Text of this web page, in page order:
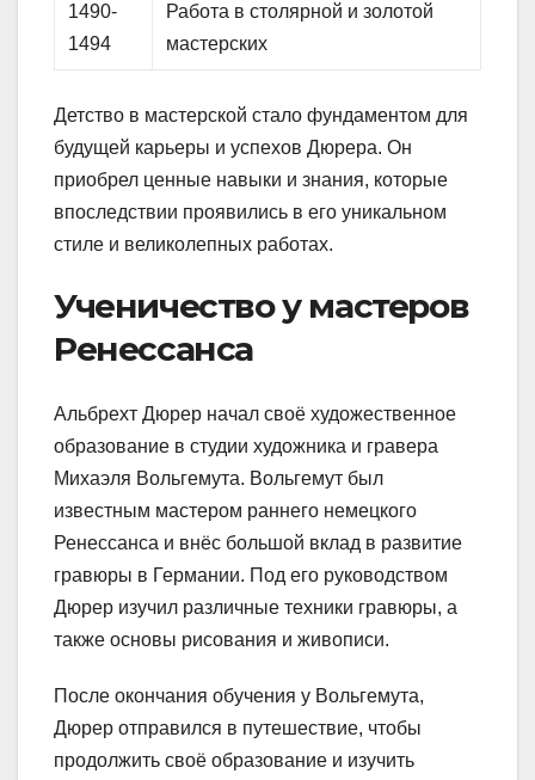
1490-
1494
Работа в столярной и золотой
мастерских
Детство в мастерской стало фундаментом для
будущей карьеры и успехов Дюрера. Он
приобрел ценные навыки и знания, которые
впоследствии проявились в его уникальном
стиле и великолепных работах.
Ученичество у мастеров
Ренессанса
Альбрехт Дюрер начал своё художественное
образование в студии художника и гравера
Михаэля Вольгемута. Вольгемут был
известным мастером раннего немецкого
Ренессанса и внёс большой вклад в развитие
гравюры в Германии. Под его руководством
Дюрер изучил различные техники гравюры, а
также основы рисования и живописи.
После окончания обучения у Вольгемута,
Дюрер отправился в путешествие, чтобы
продолжить своё образование и изучить